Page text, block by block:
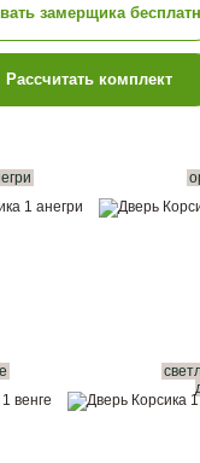
замерщика
Рассчитать комплект